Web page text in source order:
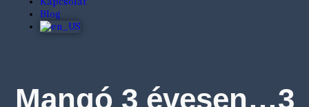
Blog
Mangó 3 évesen…3